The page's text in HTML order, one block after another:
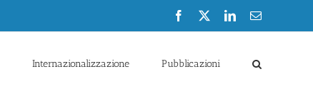
Facebook LinkedInEmail
Internazionalizzazione Pubblicazioni